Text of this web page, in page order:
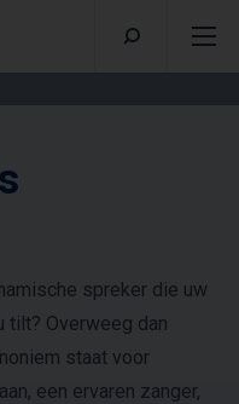
spreker die uw
tilt? Overweeg dan
staat voor
een ervaren zanger,